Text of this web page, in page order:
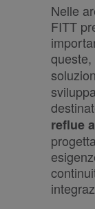
Nelle
FITT
queste,
reflue